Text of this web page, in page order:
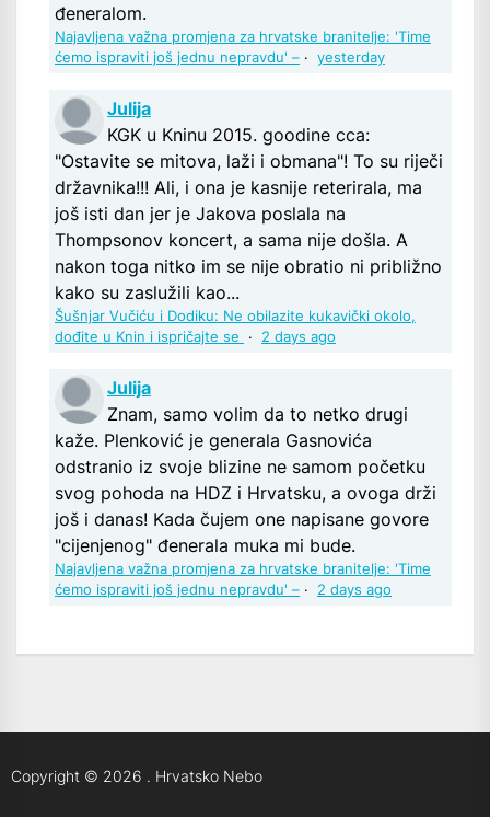
đeneralom.
Najavljena važna promjena za hrvatske branitelje: 'Time
ćemo ispraviti još jednu nepravdu' – · yesterday
Julija
KGK u Kninu 2015. goodine cca:
"Ostavite se mitova, laži i obmana"! To su riječi
državnika!!! Ali, i ona je kasnije reterirala, ma
još isti dan jer je Jakova poslala na
Thompsonov koncert, a sama nije došla. A
nakon toga nitko im se nije obratio ni približno
kako su zaslužili kao...
Šušnjar Vučiću i Dodiku: Ne obilazite kukavički okolo,
dođite u Knin i ispričajte se
· 2 days ago
Julija
Znam, samo volim da to netko drugi
kaže. Plenković je generala Gasnovića
odstranio iz svoje blizine ne samom početku
svog pohoda na HDZ i Hrvatsku, a ovoga drži
još i danas! Kada čujem one napisane govore
"cijenjenog" đenerala muka mi bude.
Najavljena važna promjena za hrvatske branitelje: 'Time
ćemo ispraviti još jednu nepravdu' – · 2 days ago
Copyright © 2026 . Hrvatsko Nebo